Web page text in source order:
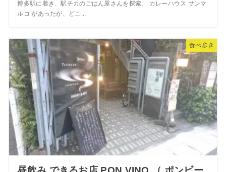
博多駅に着き、駅チカのごはん屋さんを探索。 カレーハウス サンマ
ルコ があったが、どこ...
食べ歩き